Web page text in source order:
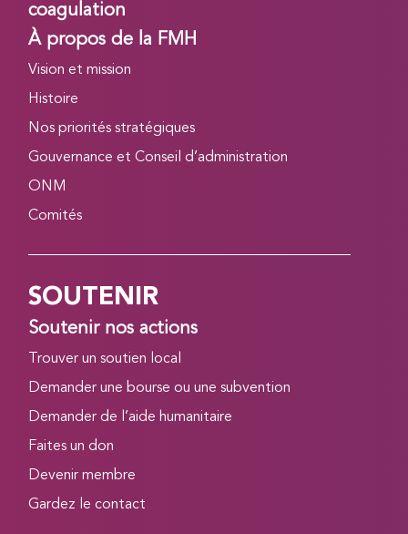
coagulation
À propos de la FMH
Vision et mission
Histoire
Nos priorités stratégiques
Gouvernance et Conseil d’administration
ONM
Comités
SOUTENIR
Soutenir nos actions
Trouver un soutien local
Demander une bourse ou une subvention
Demander de l’aide humanitaire
Faites un don
Devenir membre
Gardez le contact